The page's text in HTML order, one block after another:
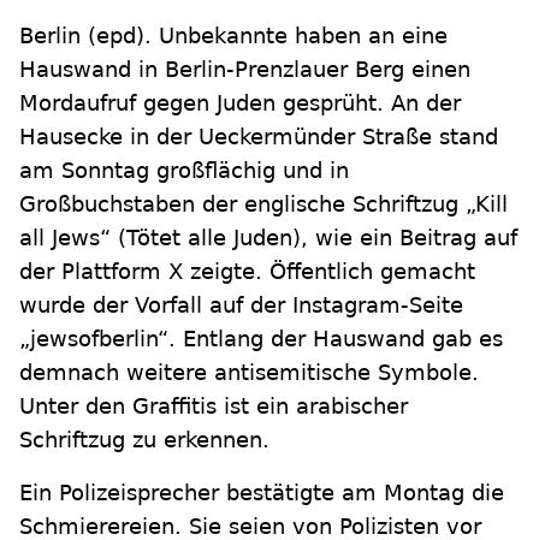
Berlin (epd). Unbekannte haben an eine
Hauswand in Berlin-Prenzlauer Berg einen
Mordaufruf gegen Juden gesprüht. An der
Hausecke in der Ueckermünder Straße stand
am Sonntag großflächig und in
Großbuchstaben der englische Schriftzug „Kill
all Jews“ (Tötet alle Juden), wie ein Beitrag auf
der Plattform X zeigte. Öffentlich gemacht
wurde der Vorfall auf der Instagram-Seite
„jewsofberlin“. Entlang der Hauswand gab es
demnach weitere antisemitische Symbole.
Unter den Graffitis ist ein arabischer
Schriftzug zu erkennen.
Ein Polizeisprecher bestätigte am Montag die
Schmierereien. Sie seien von Polizisten vor